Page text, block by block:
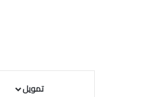
تمويل